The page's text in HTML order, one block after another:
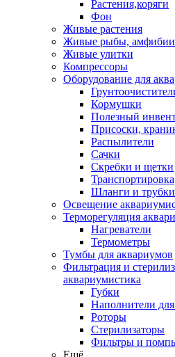
Растения,коряги
Фон
Живые растения
Живые рыбы, амфибии
Живые улитки
Компрессоры
Оборудование для
Кормушки
Полезный
Присоски,
Распылители
Сачки
Скребки и щетки
Транспортировка
Шланги и трубки
Освещение
Терморегуляция
Нагреватели
Термометры
Тумбы для аквариумов
Фильтрация и
аквариумистика
Губки
Наполнители
Роторы
Стерилизаторы
Фильтры и
Ещё